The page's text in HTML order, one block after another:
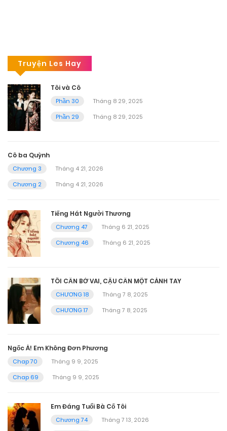
Truyện Les Hay
Tôi và Cô
Phần 30
Tháng 8 29, 2025
Phần 29
Tháng 8 29, 2025
Cô ba Quỳnh
Chương 3
Tháng 4 21, 2026
Chương 2
Tháng 4 21, 2026
Tiếng Hát Người Thương
Chương 47
Tháng 6 21, 2025
Chương 46
Tháng 6 21, 2025
TÔI CẦN BỜ VAI, CẬU CẦN MỘT CÁNH TAY
CHƯƠNG 18
Tháng 7 8, 2025
CHƯƠNG 17
Tháng 7 8, 2025
Ngốc À! Em Không Đơn Phương
Chap 70
Tháng 9 9, 2025
Chap 69
Tháng 9 9, 2025
Em Đáng Tuổi Bà Cố Tôi
Chương 74
Tháng 7 13, 2026